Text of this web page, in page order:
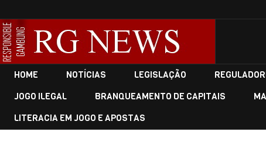
HOME NOTÍCIAS LEGISLAÇÃO
JOGO ILEGAL
BRANQUEAMENTO DE CAPITAIS
LITERACIA EM JOGO E APOSTAS